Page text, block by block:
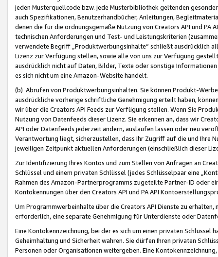
jeden Musterquellcode bzw. jede Musterbibliothek geltenden
auch Spezifikationen, Benutzerhandbücher, Anleitungen,
denen die für die ordnungsgemäße Nutzung von Creators API und PA
technischen Anforderungen und Test- und Leistungskriterien
verwendete Begriff „Produktwerbungsinhalte“ schließt ausdrücklich
Lizenz zur Verfügung stellen, sowie alle von uns zur Verfügung
ausdrücklich nicht auf Daten, Bilder, Texte oder sonstige
es sich nicht um eine Amazon-Website handelt.
(b) Abrufen von Produktwerbungsinhalten. Sie können Produkt-
ausdrückliche vorherige schriftliche Genehmigung erteilt haben,
wir über die Creators API Feeds zur Verfügung stellen. Wenn Sie
Nutzung von Datenfeeds dieser Lizenz. Sie erkennen an, dass wir
API oder Datenfeeds jederzeit ändern, auslaufen lassen oder neu
Verantwortung liegt, sicherzustellen, dass Ihr Zugriff auf die und Ihre
jeweiligen Zeitpunkt aktuellen Anforderungen (einschließlich dieser
Zur Identifizierung Ihres Kontos und zum Stellen von Anfragen an
Schlüssel und einem privaten Schlüssel (jedes Schlüsselpaar eine
Rahmen des Amazon-Partnerprogramms zugeteilte Partner-ID oder
Kontokennungen über den Creators API und PA API
Um Programmwerbeinhalte über die Creators API Dienste zu
erforderlich, eine separate Genehmigung für Unterdienste oder
Eine Kontokennzeichnung, bei der es sich um einen privaten
Geheimhaltung und Sicherheit wahren. Sie dürfen Ihren privaten
Personen oder Organisationen weitergeben. Eine